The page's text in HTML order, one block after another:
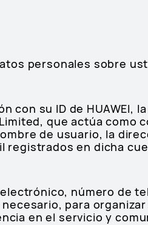
personales sobre
con su ID de HUAWEI,
que actúa como
de usuario, la
en dicha
número de
para
en el servicio y